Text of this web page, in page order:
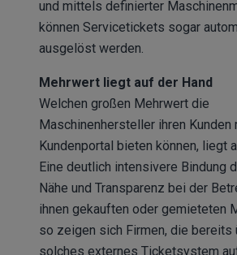
und mittels definierter
können Servicetickets sogar
ausgelöst werden.
Mehrwert liegt auf der Hand
Welchen großen Mehrwert die
Maschinenhersteller ihren Kunden
Kundenportal bieten können, liegt
Eine deutlich intensivere Bindung
Nähe und Transparenz bei der
ihnen gekauften oder gemieteten
so zeigen sich Firmen, die bereits
solches externes Ticketsystem